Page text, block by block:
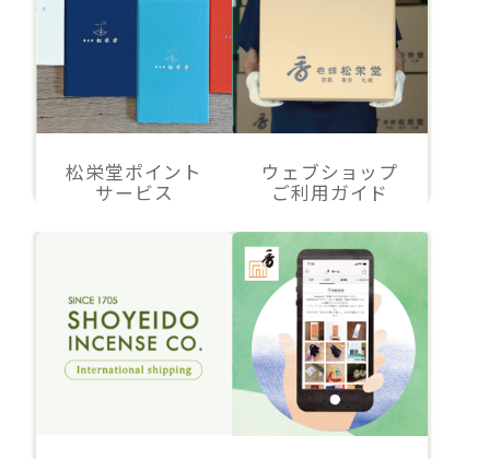
松栄堂ポイント
サービス
ウェブショップ
ご利用ガイド